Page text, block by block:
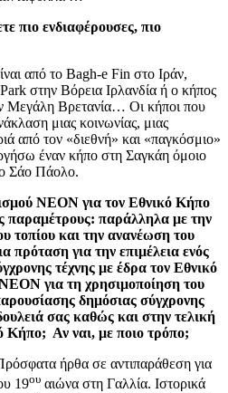
πιο ενδιαφέρουσες, πιο
από το Bagh-e Fin στο Ιράν,
στην Βόρεια Ιρλανδία ή ο κήπος
Μεγάλη Βρετανία… Οι κήποι που
μιας κοινωνίας, μιας
από τον «διεθνή» και «παγκόσμιο»
έναν κήπο στη Σαγκάη όμοιο
Σάο Πάολο.
ΝΕΟΝ για τον Εθνικό Κήπο
παραμέτρους: παράλληλα με την
τοπίου και την ανανέωση του
πρόταση για την επιμέλεια ενός
τέχνης με έδρα τον Εθνικό
για τη χρησιμοποίηση του
δημόσιας σύγχρονης
σας καθώς και στην τελική
Κήπο; Αν ναι, με ποιο τρόπο;
ήρθα σε αντιπαράθεση για
19ου αιώνα στη Γαλλία. Ιστορικά